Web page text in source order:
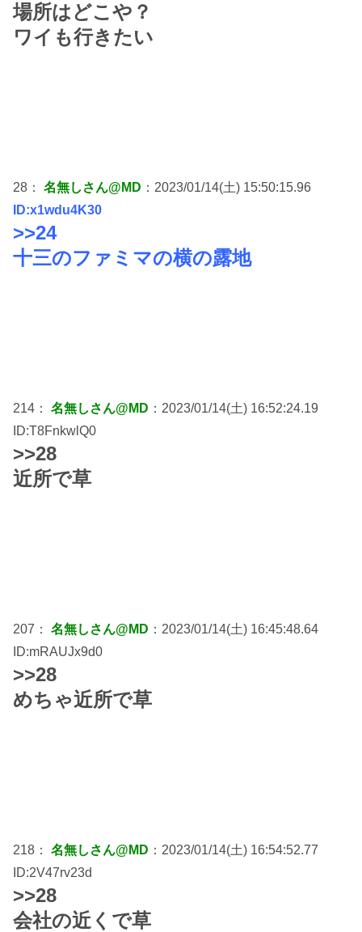
場所はどこや？
ワイも行きたい
28： 名無しさん@MD ：2023/01/14(土) 15:50:15.96
ID:x1wdu4K30
>>24
十三のファミマの横の露地
214： 名無しさん@MD ：2023/01/14(土) 16:52:24.19
ID:T8FnkwlQ0
>>28
近所で草
207： 名無しさん@MD ：2023/01/14(土) 16:45:48.64
ID:mRAUJx9d0
>>28
めちゃ近所で草
218： 名無しさん@MD ：2023/01/14(土) 16:54:52.77
ID:2V47rv23d
>>28
会社の近くで草